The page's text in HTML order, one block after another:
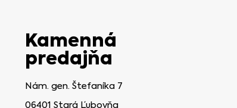
Kamenná
predajňa
Nám. gen. Štefaníka 7
06401 Stará Ľubovňa